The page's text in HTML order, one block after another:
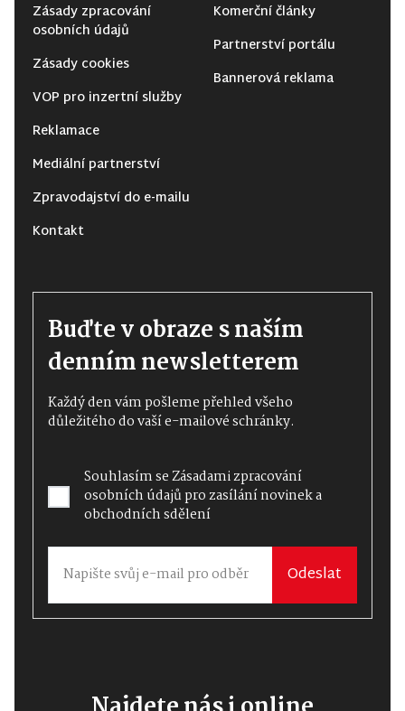
Zásady zpracování
osobních údajů
Zásady cookies
VOP pro inzertní služby
Reklamace
Mediální partnerství
Zpravodajství do e-mailu
Kontakt
Komerční články
Partnerství portálu
Bannerová reklama
Buďte v obraze s naším
denním newsletterem
Každý den vám pošleme přehled všeho
důležitého do vaší e-mailové schránky.
Souhlasím seZásadami zpracování
osobních údajůpro zasílání novinek a
obchodních sdělení
Odeslat